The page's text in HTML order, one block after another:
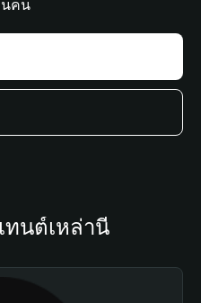
นคน
นต์เหล่านี้